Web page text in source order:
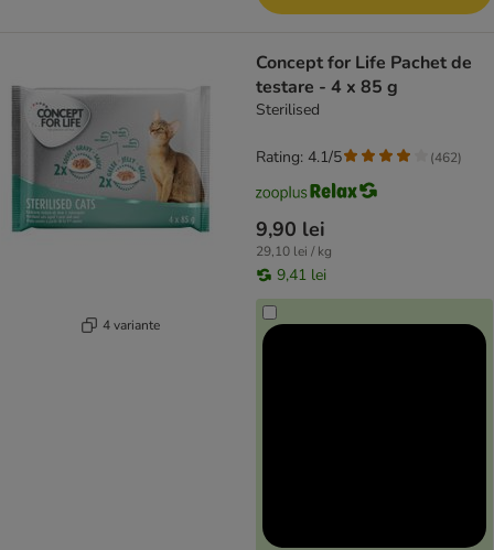
4 variante
Concept for Life Pachet de
testare - 4 x 85 g
Sterilised
9,90 lei
29,10 lei / kg
9,41 lei
Rating: 4.1/5 (462)